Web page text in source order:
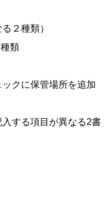
２種類）
類
クに保管場所を追加
入する項目が異なる2書